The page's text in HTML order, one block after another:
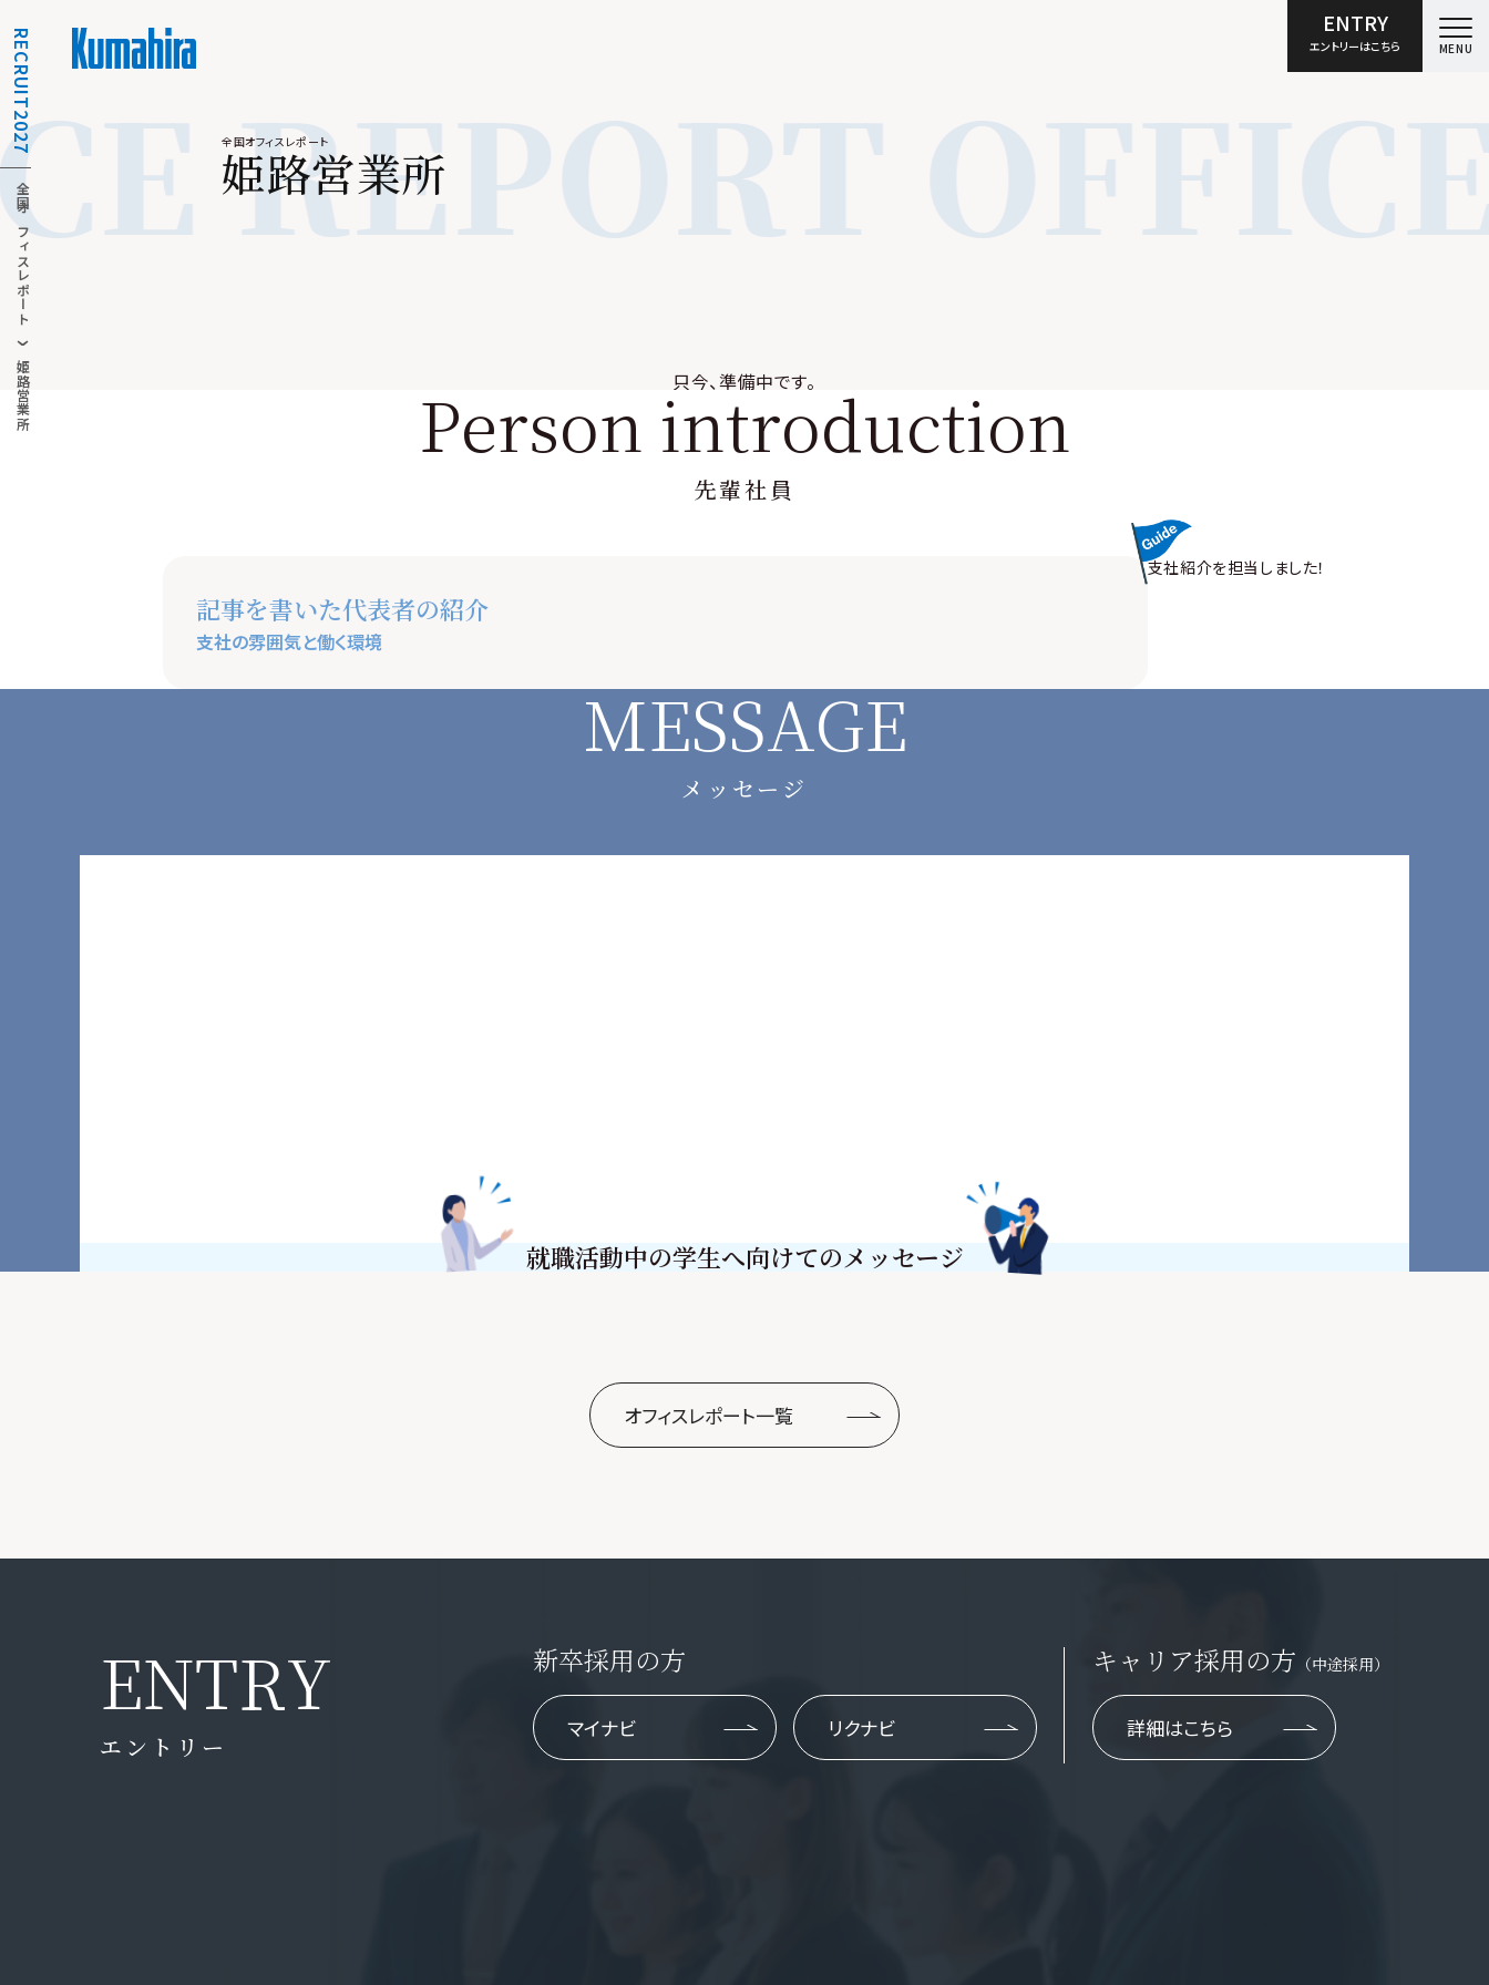
ENTRY
エントリーはこちら MENU
RECRUIT2027
全国オフィスレポート
姫路営業所
全国オフィスレポート
姫路営業所
REPORT
只今、準備中です。
Person introduction
先輩社員
記事を書いた代表者の紹介
支社の雰囲気と働く環境
支社紹介を担当しました！
MESSAGE
メッセージ
就職活動中の学生へ向けてのメッセージ
オフィスレポート一覧
ENTRY
エントリー
新卒採用の方
マイナビ リクナビ
キャリア採用の方 （中途採用）
詳細はこちら